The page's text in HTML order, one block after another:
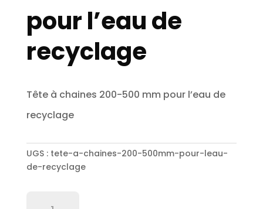
pour l’eau de
recyclage
Tête à chaines 200-500 mm pour l’eau de
recyclage
UGS : tete-a-chaines-200-500mm-pour-leau-
de-recyclage